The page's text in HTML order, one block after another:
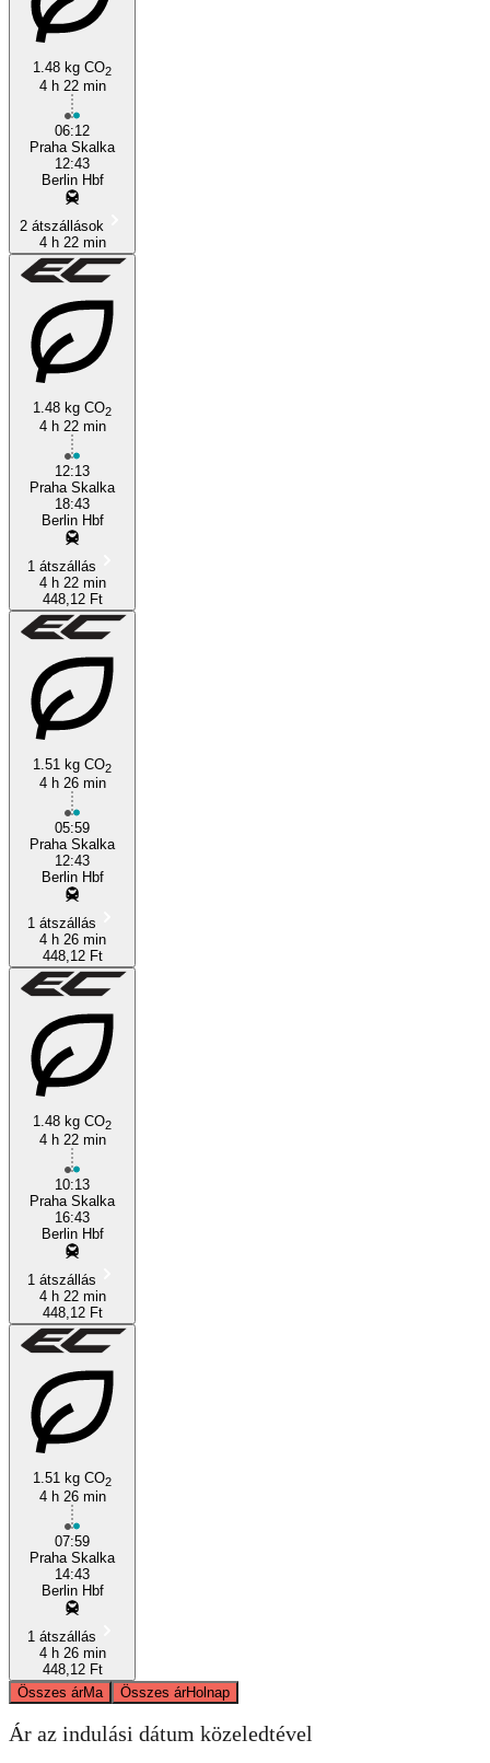
1.48 kg CO2
4 h 22 min
06:12
Praha Skalka
12:43
Berlin Hbf
2 átszállások
4 h 22 min
1.48 kg CO2
4 h 22 min
12:13
Praha Skalka
18:43
Berlin Hbf
1 átszállás
4 h 22 min
448,12 Ft
1.51 kg CO2
4 h 26 min
05:59
Praha Skalka
12:43
Berlin Hbf
1 átszállás
4 h 26 min
448,12 Ft
1.48 kg CO2
4 h 22 min
10:13
Praha Skalka
16:43
Berlin Hbf
1 átszállás
4 h 22 min
448,12 Ft
1.51 kg CO2
4 h 26 min
07:59
Praha Skalka
14:43
Berlin Hbf
1 átszállás
4 h 26 min
448,12 Ft
Összes árMa Összes árHolnap
Ár az indulási dátum közeledtével